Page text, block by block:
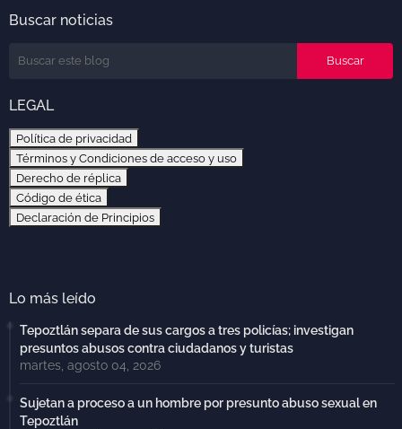
Buscar noticias
LEGAL
Política de privacidad
Términos y Condiciones de acceso y uso
Derecho de réplica
Código de ética
Declaración de Principios
Lo más leído
Tepoztlán separa de sus cargos a tres policías; investigan
presuntos abusos contra ciudadanos y turistas
martes, agosto 04, 2026
Sujetan a proceso a un hombre por presunto abuso sexual en
Tepoztlán